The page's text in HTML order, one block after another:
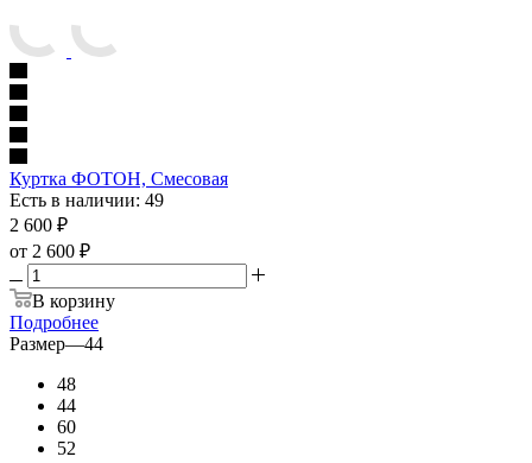
Куртка ФОТОН, Смесовая
Есть в наличии: 49
2 600 ₽
от 2 600 ₽
В корзину
Подробнее
Размер—44
48
44
60
52